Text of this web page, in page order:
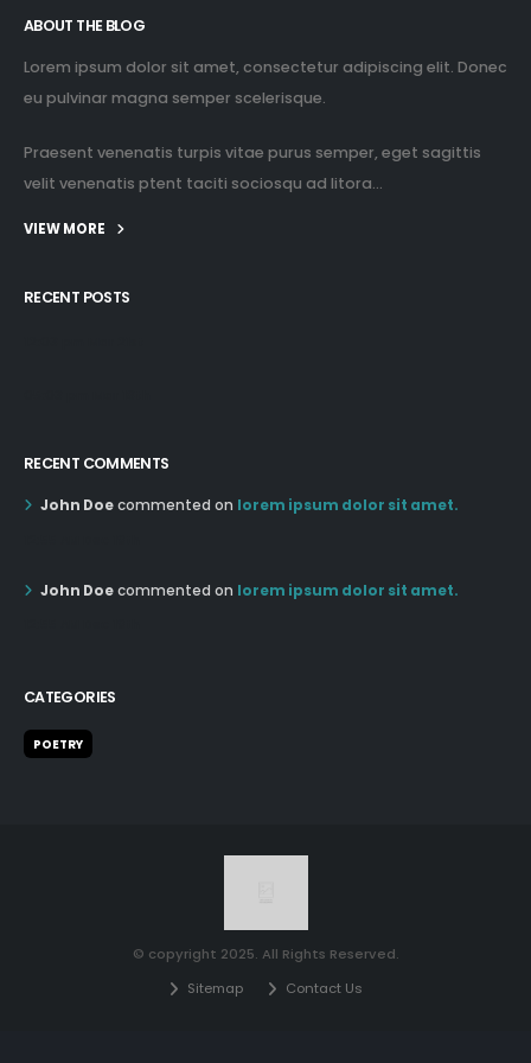
ABOUT THE BLOG
Lorem ipsum dolor sit amet, consectetur adipiscing elit. Donec
eu pulvinar magna semper scelerisque.
Praesent venenatis turpis vitae purus semper, eget sagittis
velit venenatis ptent taciti sociosqu ad litora...
VIEW MORE
RECENT POSTS
RECENT COMMENTS
John Doecommented on lorem ipsum dolor sit amet.
John Doecommented on lorem ipsum dolor sit amet.
CATEGORIES
POETRY
© copyright 2025. All Rights Reserved.
Sitemap
Contact Us